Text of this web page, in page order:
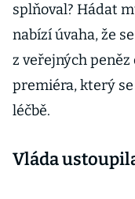
splňoval? Hádat
nabízí úvaha, že
z veřejných
premiéra, který
léčbě.
Vláda